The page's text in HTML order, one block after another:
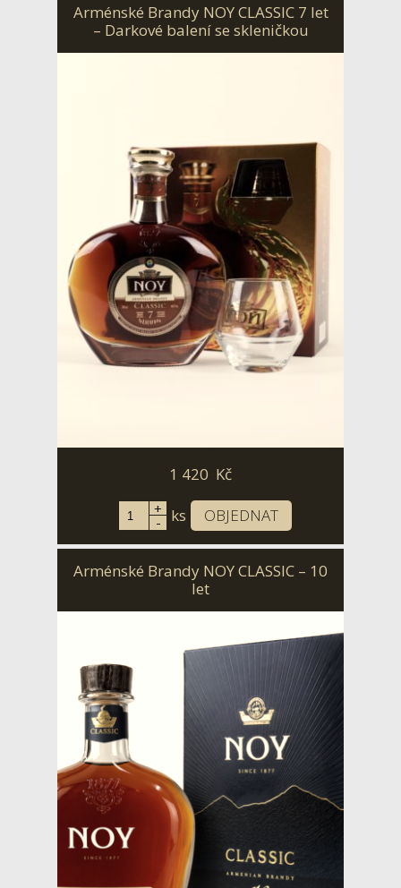
Arménské Brandy NOY CLASSIC 7 let
– Darkové balení se skleničkou
1 420 Kč
+
- ks OBJEDNAT
Arménské Brandy NOY CLASSIC – 10
let